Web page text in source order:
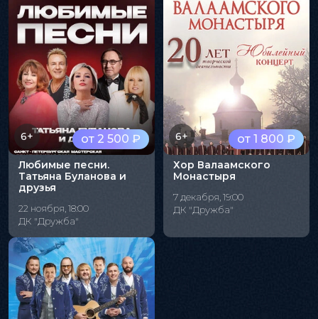
от 2 500 ₽
6+
Любимые песни.
Татьяна Буланова и
друзья
22 ноября, 18:00
ДК "Дружба"
от 1 800 ₽
6+
Хор Валаамского
Монастыря
7 декабря, 19:00
ДК "Дружба"